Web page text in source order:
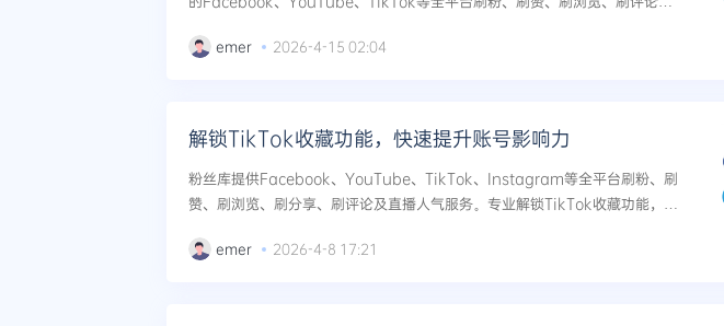
emer 2026-4-15 02:04
解锁TikTok收藏功能，快速提升账号影响力
粉丝库提供Facebook、YouTube、TikTok、Instagram等全平台刷粉、刷
赞、刷浏览、刷分享、刷评论及直播人气服务。专业解锁TikTok收藏功能，快
emer 2026-4-8 17:21